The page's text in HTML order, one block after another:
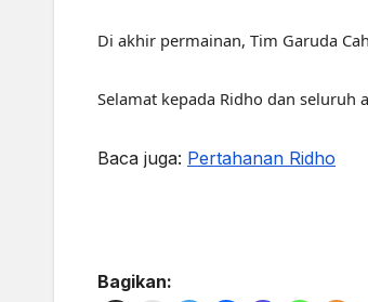
Di akhir permainan, Tim Garuda
Selamat kepada Ridho dan seluruh
Baca juga: Pertahanan Ridho
Bagikan: